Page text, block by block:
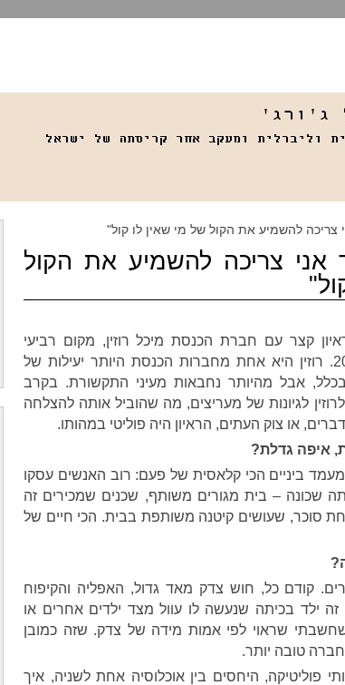
צריכה להשמיע את הקול של מי שאין לו קול"
אני צריכה להשמיע את הקול
קצר עם חברת הכנסת מיכל רוזין, מקום רביעי
ברשימת מרצ לכנסת ה-20. רוזין היא אחת מחברות הכנסת היותר יעילות של
בכלל, אבל מהיותר נחבאות מעיני התקשורת. בקרב
לגיונות של מעריצים, מה שהוביל אותה להצלחה
או צוק העתים, הראיון היה פוליטי במהותו.
איפה גדלת?
ביניים הכי קלאסית של פעם: רוב האנשים עסקו
שכונה – בית מגורים משותף, שכנים שמכירים זה
סוכר, שעושים קיטנה משותפת בבית. הכי חיים של
?
קודם כל, חוש צדק מאד גדול, האפליה והקיפוח
זה ילד בכיתה שנעשה לו עוול מצד ילדים אחרים או
שראוי לפי אמות מידה של צדק. שזה כמובן
חברה טובה יותר.
פוליטיקה, היחסים בין אוכלוסיה אחת לשניה, איך